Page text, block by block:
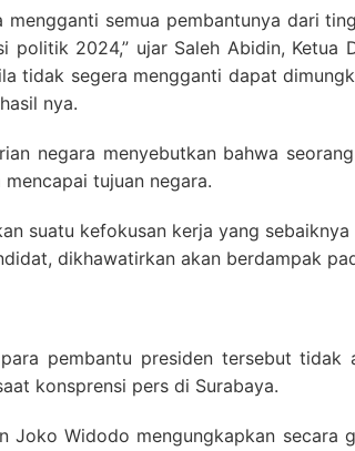
mengganti semua pembantunya dari
politik 2024,” ujar Saleh Abidin, Ketua
tidak segera mengganti dapat
nya.
negara menyebutkan bahwa
tujuan negara.
suatu kefokusan kerja yang
dikhawatirkan akan berdampak
pembantu presiden tersebut
konsprensi pers di Surabaya.
Joko Widodo mengungkapkan